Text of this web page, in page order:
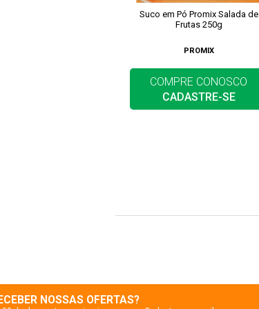
Suco em Pó Promix Salada de
Frutas 250g
PROMIX
COMPRE CONOSCO
CADASTRE-SE
NOSSAS OFERTAS?